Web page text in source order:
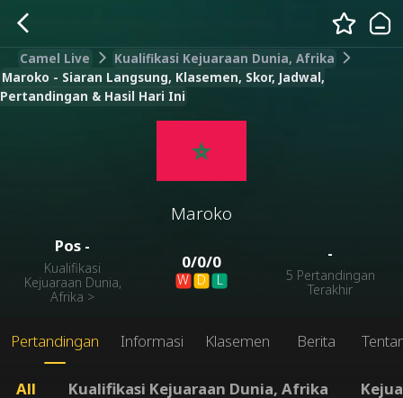
Camel Live
Kualifikasi Kejuaraan Dunia, Afrika
Maroko - Siaran Langsung, Klasemen, Skor, Jadwal,
Pertandingan & Hasil Hari Ini
Maroko
Pos -
Kualifikasi
Kejuaraan Dunia,
Afrika >
0/0/0
W D L
-
5 Pertandingan
Terakhir
Pertandingan Informasi Klasemen Berita
All Kualifikasi Kejuaraan Dunia, Afrika